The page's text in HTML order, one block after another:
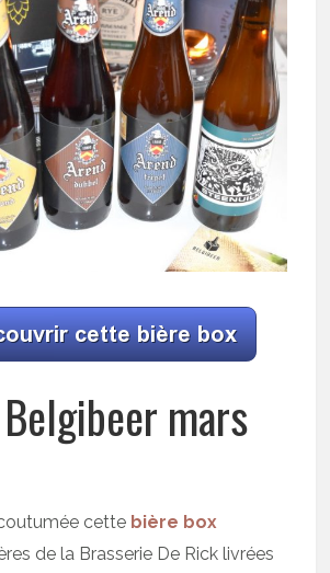
mars
cette bière box
de la Brasserie De Rick livrées